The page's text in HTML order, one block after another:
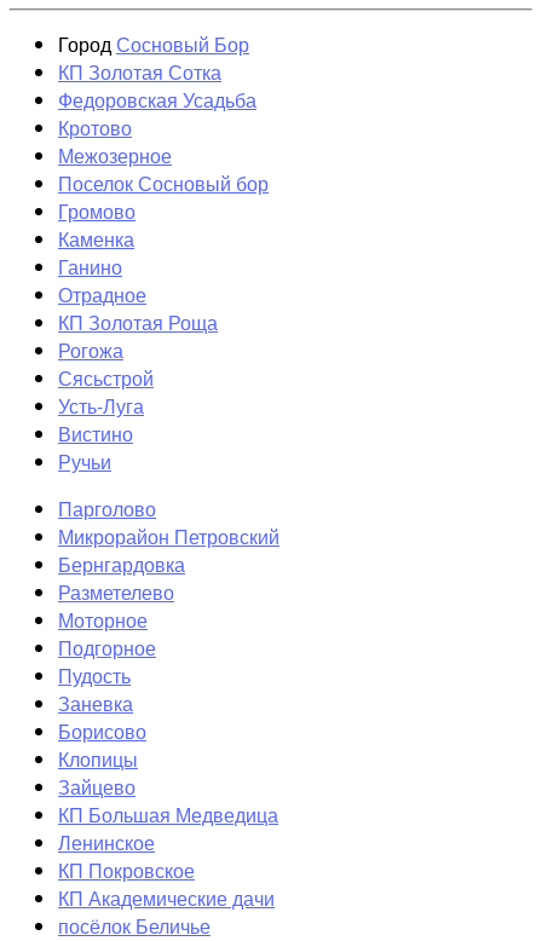
ГородСосновый Бор
КП Золотая Сотка
Федоровская Усадьба
Кротово
Межозерное
Поселок Сосновый бор
Громово
Каменка
Ганино
Отрадное
КП Золотая Роща
Рогожа
Сясьстрой
Усть-Луга
Вистино
Ручьи
Парголово
Микрорайон Петровский
Бернгардовка
Разметелево
Моторное
Подгорное
Пудость
Заневка
Борисово
Клопицы
Зайцево
КП Большая Медведица
Ленинское
КП Покровское
КП Академические дачи
посёлок Беличье